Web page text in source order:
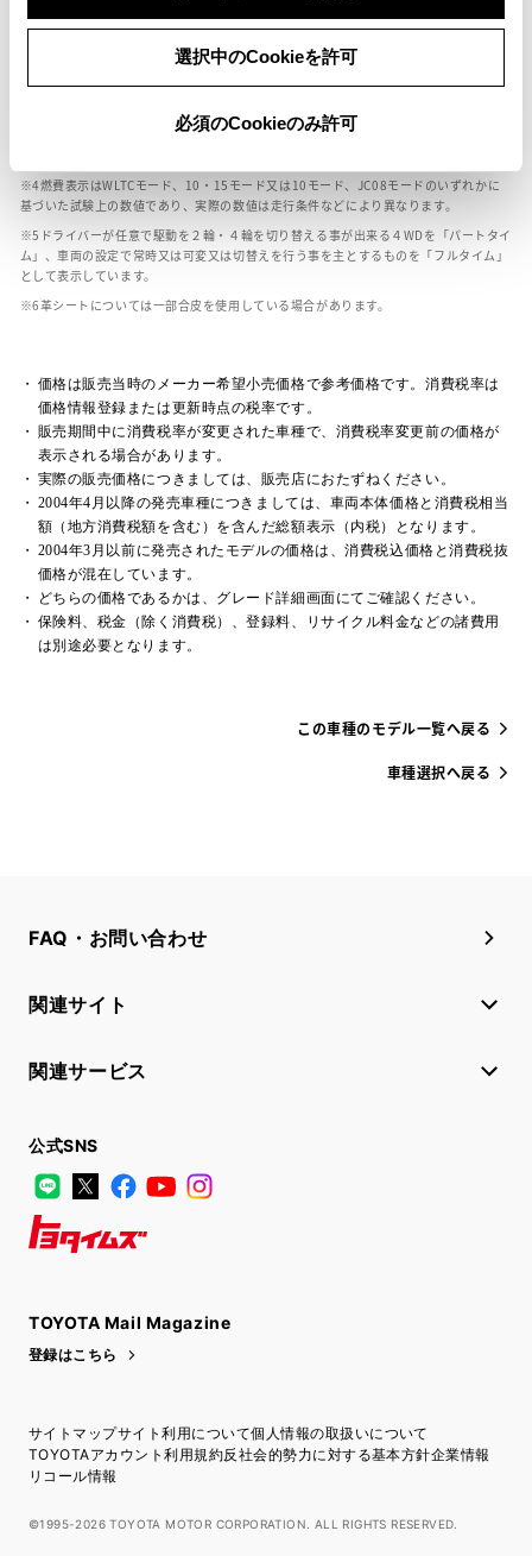
選択中のCookieを許可
必須のCookieのみ許可
車の種類、仕様により数値が複数ある場合とサスペンション形式などにより、ホイ
ールベースが左右で数値が異なる場合がございます。
エンジン仕様により、×2の表記がしてある場合がございます。（ロータリーエンジ
車の種類、仕様により燃料タンクが二つある場合と異なる燃料タンクが二つある場
燃費表示はWLTCモード、10・15モード又は10モード、JC08モードのいずれかに
基づいた試験上の数値であり、実際の数値は走行条件などにより異なります。
ドライバーが任意で駆動を２輪・４輪を切り替える事が出来る４WDを「パートタイ
ム」、車両の設定で常時又は可変又は切替えを行う事を主とするものを「フルタイム」
として表示しています。
革シートについては一部合皮を使用している場合があります。
価格は販売当時のメーカー希望小売価格で参考価格です。消費税率は
価格情報登録または更新時点の税率です。
販売期間中に消費税率が変更された車種で、消費税率変更前の価格が
表示される場合があります。
実際の販売価格につきましては、販売店におたずねください。
2004年4月以降の発売車種につきましては、車両本体価格と消費税相当
額（地方消費税額を含む）を含んだ総額表示（内税）となります。
2004年3月以前に発売されたモデルの価格は、消費税込価格と消費税抜
価格が混在しています。
どちらの価格であるかは、グレード詳細画面にてご確認ください。
保険料、税金（除く消費税）、登録料、リサイクル料金などの諸費用
は別途必要となります。
この車種のモデル一覧へ戻る
車種選択へ戻る
FAQ・お問い合わせ
関連サイト
関連サービス
公式SNS
LINE
X FacebookYouTube
TOYOTA Mail Magazine
登録はこちら
サイトマップサイト利用について個人情報の取扱いについて
TOYOTAアカウント利用規約反社会的勢力に対する基本方針企業情報
リコール情報
©1995-2026 TOYOTA MOTOR CORPORATION. ALL RIGHTS RESERVED.